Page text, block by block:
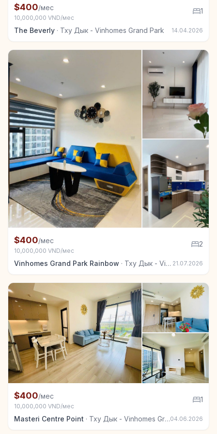
Квартира в аренду в Тху Дык - Vinhomes Grand
$400/мес
10,000,000 VND/мес
1
The Beverly · Тху Дык - Vinhomes Grand Park 14.04.2026
Квартира в аренду в Тху Дык - Vinhomes Grand
$400/мес
10,000,000 VND/мес
2
Vinhomes Grand Park Rainbow · Тху Дык - Vinhomes Grand Park 21.07.2026
Квартира в аренду в Тху Дык - Vinhomes Grand
$400/мес
10,000,000 VND/мес
1
Masteri Centre Point · Тху Дык - Vinhomes Grand Park 04.06.2026